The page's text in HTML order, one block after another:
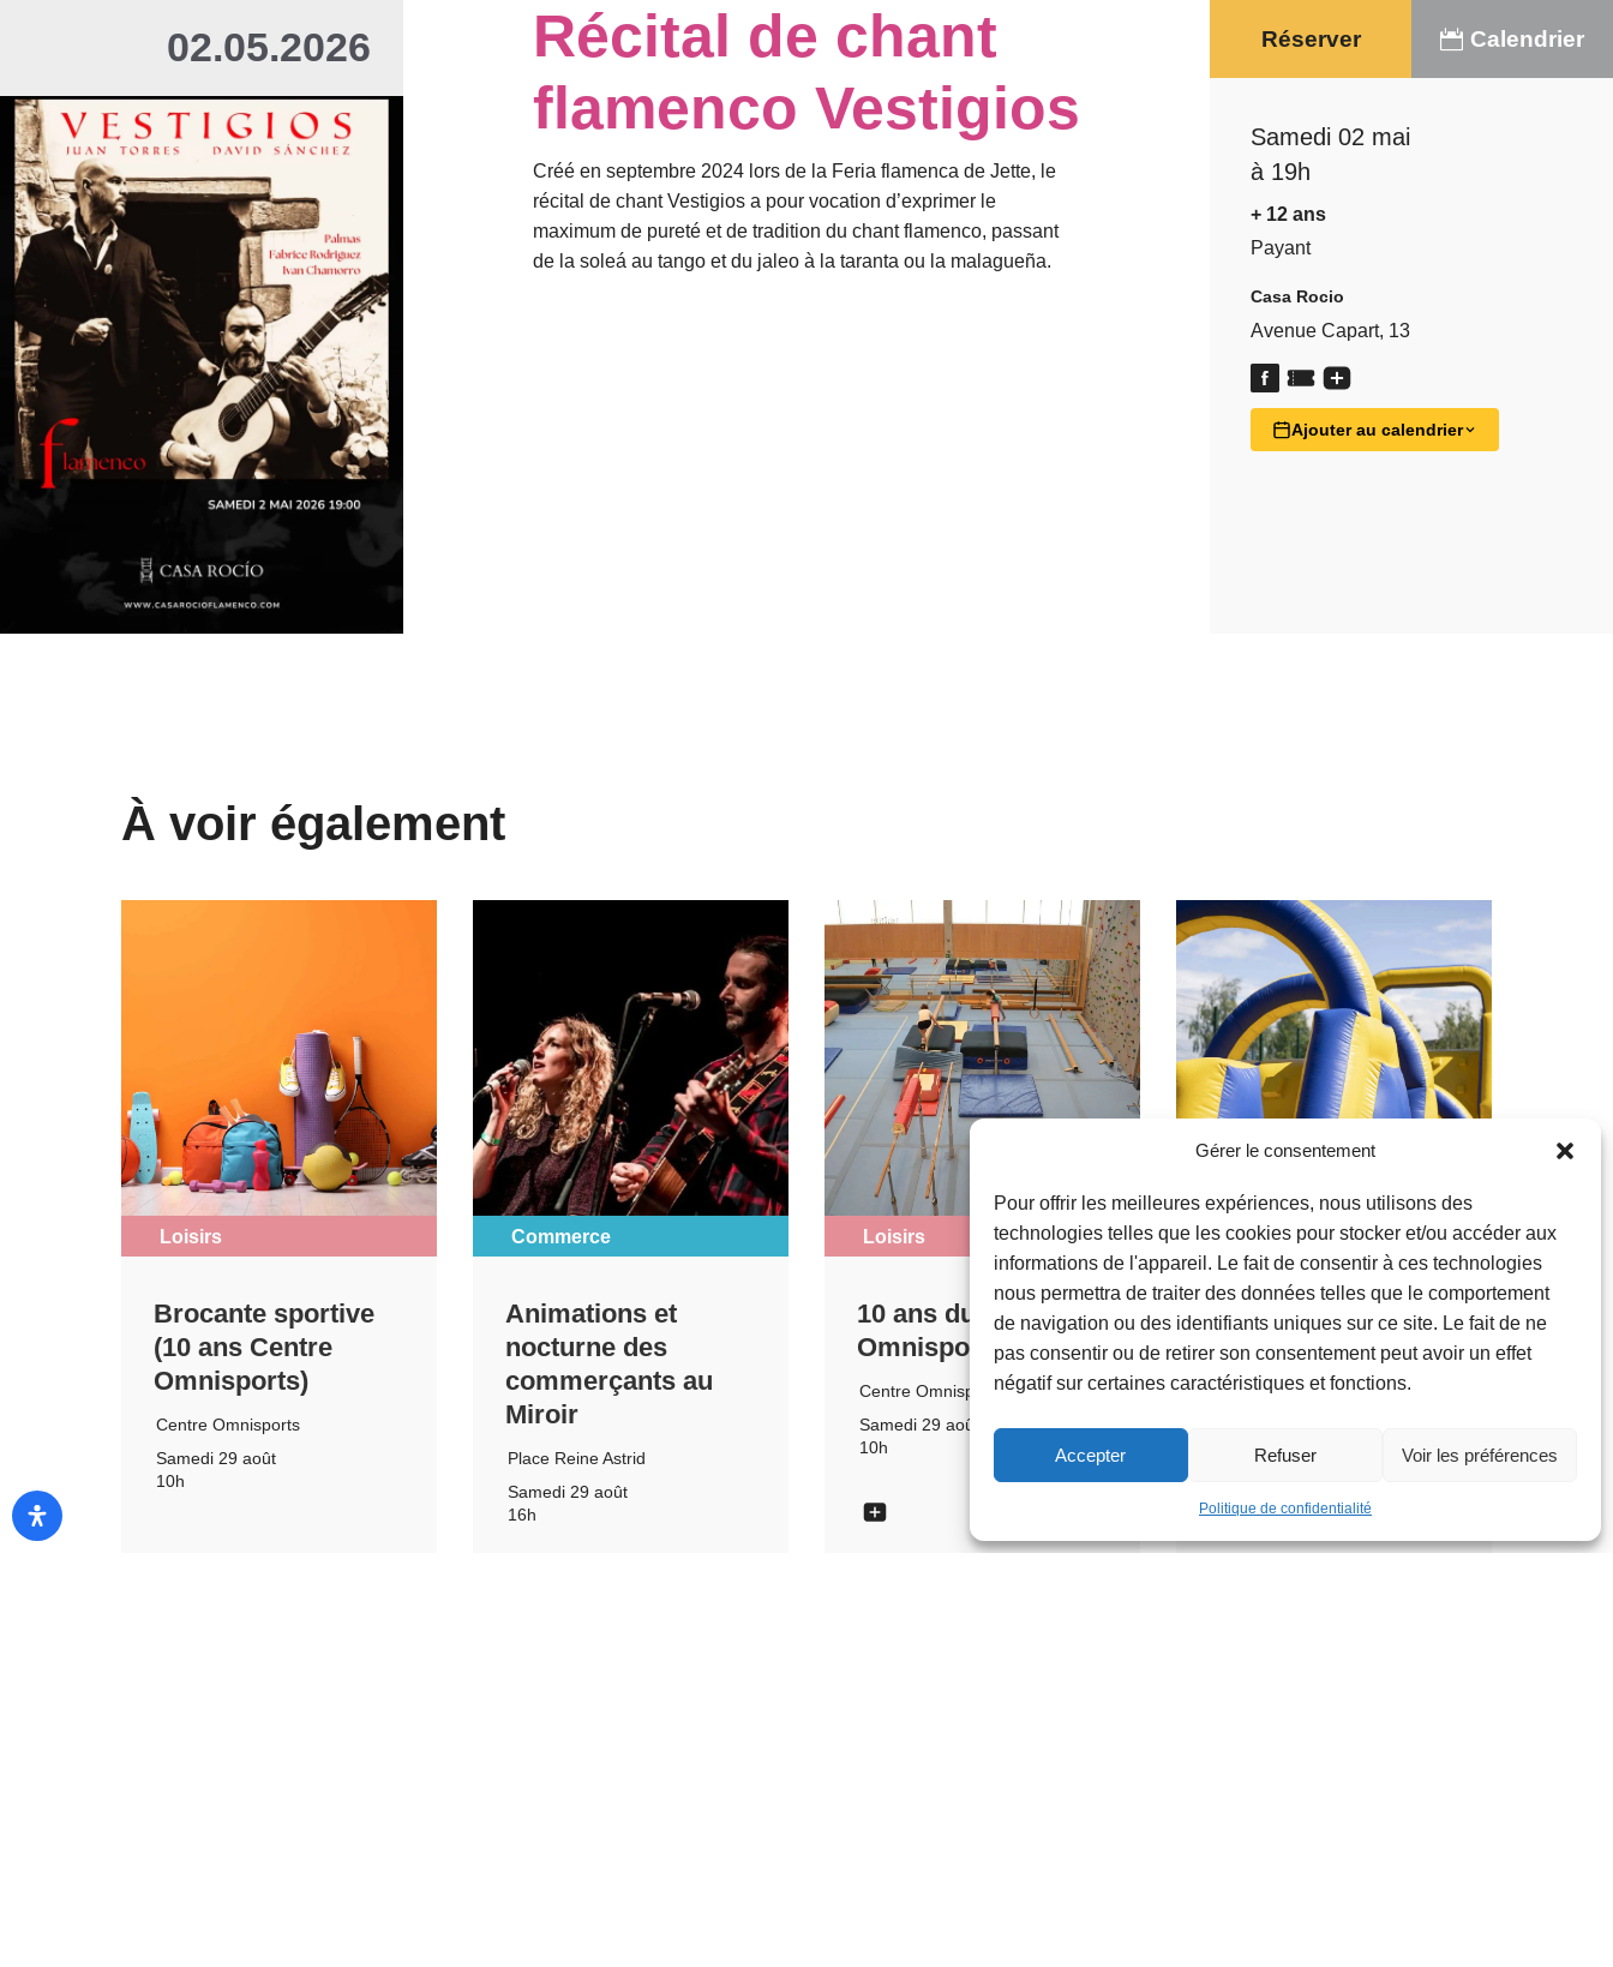
Gérer le consentement
Pour offrir les meilleures expériences, nous utilisons des
technologies telles que les cookies pour stocker et/ou accéder aux
informations de l'appareil. Le fait de consentir à ces technologies
nous permettra de traiter des données telles que le comportement
de navigation ou des identifiants uniques sur ce site. Le fait de ne
pas consentir ou de retirer son consentement peut avoir un effet
négatif sur certaines caractéristiques et fonctions.
Accepter Refuser Voir les préférences
Politique de confidentialité
02.05.2026
Récital de chant
flamenco Vestigios
Créé en septembre 2024 lors de la Feria flamenca de Jette, le
récital de chant Vestigios a pour vocation d’exprimer le
maximum de pureté et de tradition du chant flamenco, passant
de la soleá au tango et du jaleo à la taranta ou la malagueña.
Réserver Calendrier
Samedi 02 mai
à 19h
+ 12 ans
Payant
Casa Rocio
Avenue Capart, 13
Ajouter au calendrier
À voir également
Loisirs
Brocante sportive
(10 ans Centre
Omnisports)
Centre Omnisports
Samedi 29 août
10h
Commerce
Animations et
nocturne des
commerçants au
Miroir
Place Reine Astrid
Samedi 29 août
16h
Loisirs
10 ans du Centre
Omnisports
Centre Omnisports
Samedi 29 août
10h
Familles
Parcours
gonflable XXL
Parc de la Jeunesse